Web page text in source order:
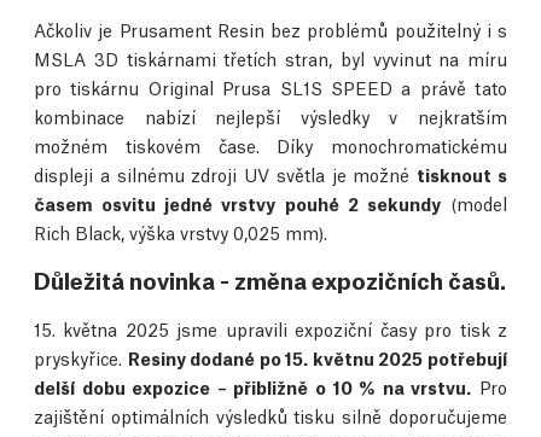
Ačkoliv je Prusament Resin bez problémů použitelný i s
MSLA 3D tiskárnami třetích stran, byl vyvinut na míru
pro tiskárnu Original Prusa SL1S SPEED a právě tato
kombinace nabízí nejlepší výsledky v nejkratším
možném tiskovém čase. Díky monochromatickému
displeji a silnému zdroji UV světla je možné tisknout s
časem osvitu jedné vrstvy pouhé 2 sekundy(model
Rich Black, výška vrstvy 0,025 mm).
Důležitá novinka - změna expozičních časů.
15. května 2025 jsme upravili expoziční časy pro tisk z
pryskyřice. Resiny dodané po 15. květnu 2025 potřebují
delší dobu expozice – přibližně o 10 % na vrstvu. Pro
zajištění optimálních výsledků tisku silně doporučujeme